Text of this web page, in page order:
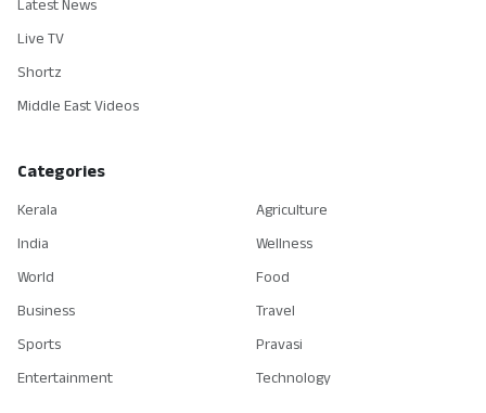
Latest News
Live TV
Shortz
Middle East Videos
Categories
Kerala
India
World
Business
Sports
Entertainment
Agriculture
Wellness
Food
Travel
Pravasi
Technology